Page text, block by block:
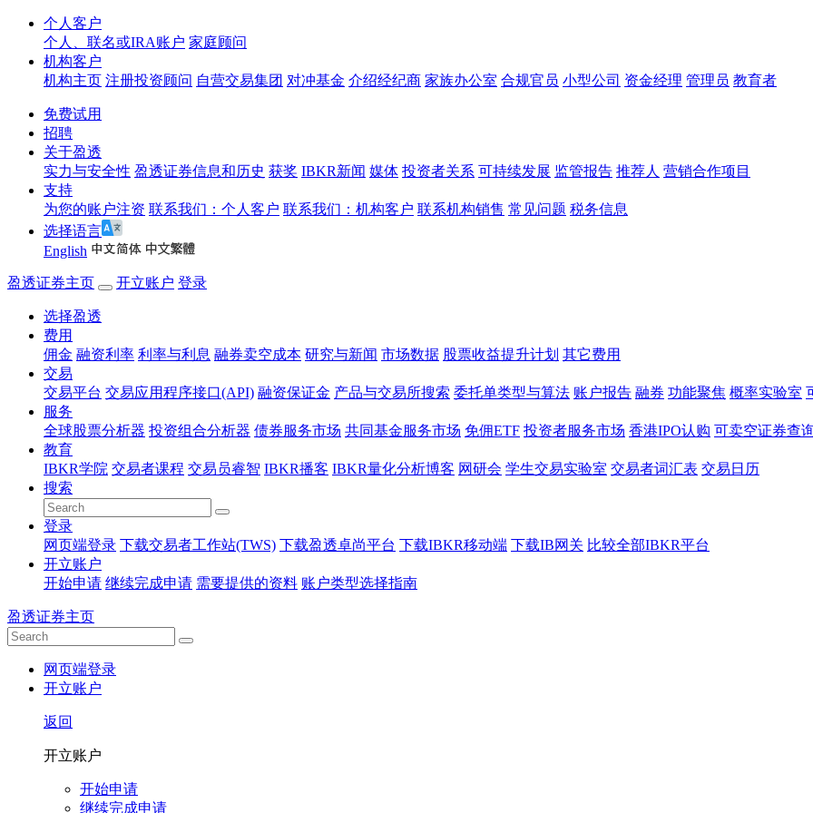
个人客户
个人、联名或IRA账户 家庭顾问
机构客户
机构主页 注册投资顾问 自营交易集团 对冲基金 介绍经纪商 家族办公室 合规官员 小型公司 资金经理 管理员 教育者
免费试用
招聘
关于盈透
实力与安全性 盈透证券信息和历史 获奖 IBKR新闻 媒体 投资者关系 可持续发展 监管报告 推荐人 营销合作项目
支持
为您的账户注资 联系我们：个人客户 联系我们：机构客户 联系机构销售 常见问题 税务信息
选择语言
English
盈透证券主页 开立账户 登录
选择盈透
费用
佣金 融资利率 利率与利息 融券卖空成本 研究与新闻 市场数据 股票收益提升计划 其它费用
交易
交易平台 交易应用程序接口(API) 融资保证金 产品与交易所搜索 委托单类型与算法 账户报告 融券 功能聚焦 概率实验室
服务
全球股票分析器 投资组合分析器 债券服务市场 共同基金服务市场 免佣ETF 投资者服务市场 香港IPO认购 可卖空证券查
教育
IBKR学院 交易者课程 交易员睿智 IBKR播客 IBKR量化分析博客 网研会 学生交易实验室 交易者词汇表 交易日历
搜索
登录
网页端登录 下载交易者工作站(TWS) 下载盈透卓尚平台 下载IBKR移动端 下载IB网关 比较全部IBKR平台
开立账户
开始申请 继续完成申请 需要提供的资料 账户类型选择指南
盈透证券主页
网页端登录
开立账户
返回
开立账户
开始申请
继续完成申请